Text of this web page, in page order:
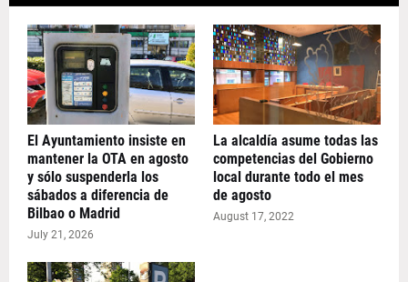
El Ayuntamiento insiste en
mantener la OTA en agosto
y sólo suspenderla los
sábados a diferencia de
Bilbao o Madrid
July 21, 2026
La alcaldía asume todas las
competencias del Gobierno
local durante todo el mes
de agosto
August 17, 2022